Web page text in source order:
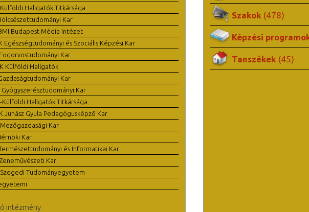
Hallgatók Titkársága
Kar
Budapest Média Intézet
Egészségtudományi és Szociális Képzési Kar
Kar
Külföldi Hallgatók
Kar
Gyógyszerésztudományi Kar
Külföldi Hallgatók Titkársága
Juhász Gyula Pedagógusképző Kar
Kar
Kar
és Informatikai Kar
Kar
Szegedi Tudományegyetem
intézmény
Szakok (478)
Képzési
Tanszékek (45)